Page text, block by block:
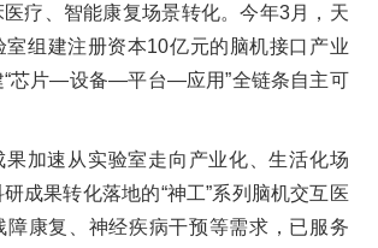
疗、智能康复场景转化。今年3月，天
室组建注册资本10亿元的脑机接口产业
“芯片—设备—平台—应用”全链条自主可
果加速从实验室走向产业化、生活化场
成果转化落地的“神工”系列脑机交互医
障康复、神经疾病干预等需求，已服务